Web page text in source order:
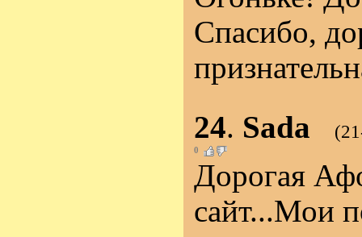
Спасибо,
24. Sada
0
Дорогая
сайт...Мои